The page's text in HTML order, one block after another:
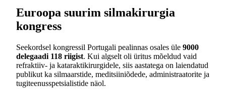
Euroopa suurim silmakirurgia
kongress
Seekordsel kongressil Portugali pealinnas osales üle 9000
delegaadi 118 riigist. Kui algselt oli üritus mõeldud vaid
refraktiiv- ja kataraktikirurgidele, siis aastatega on laiendatud
publikut ka silmaarstide, meditsiiniõdede, administraatorite ja
tugiteenusspetsialistide näol.